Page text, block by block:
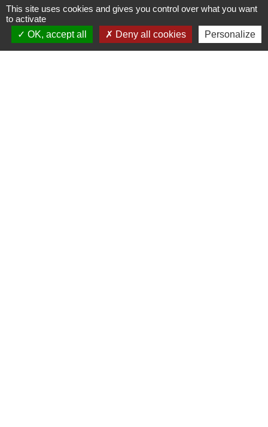
Pour tout renseignement, contactez le
service scolaire : scolaire@spln.fr
This site uses cookies and gives you control over what you want
to activate
OK, accept all
Deny all cookies Personalize